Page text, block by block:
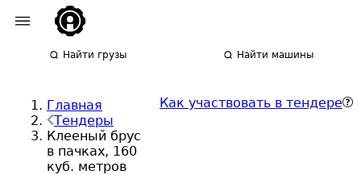
Найти грузы Найти машины
Главная
Тендеры
Клееный брус
в пачках, 160
куб. метров
Как участвовать в тендере